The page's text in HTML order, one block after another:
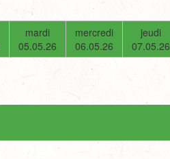
mardi
05.05.26
mercredi
06.05.26
jeudi
07.05.26